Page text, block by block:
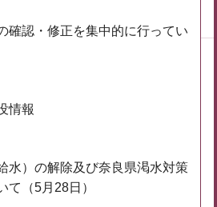
確認・修正を集中的に行ってい
情報
水）の解除及び奈良県渇水対策
て（5月28日）